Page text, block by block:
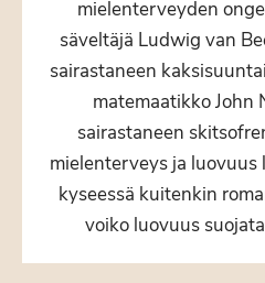
mielenterveyden
säveltäjä Ludwig van
sairastaneen
matemaatikko John
sairastaneen
mielenterveys ja
kyseessä kuitenkin
voiko luovuus